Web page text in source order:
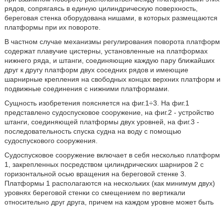
рядов, сопрягаясь в единую цилиндрическую поверхность,
береговая стенка оборудована нишами, в которых размещаются
платформы при их повороте.
В частном случае механизмы регулирования поворота платформ
содержат плавучие цистерны, установленные на платформах
нижнего ряда, и штанги, соединяющие каждую пару ближайших
друг к другу платформ двух соседних рядов и имеющие
шарнирные крепления на свободных концах верхних платформ и
подвижные соединения с нижними платформами.
Сущность изобретения поясняется на фиг.1÷3. На фиг.1
представлено судоспусковое сооружение, на фиг.2 - устройство
штанги, соединяющей платформы двух уровней, на фиг.3 -
последовательность спуска судна на воду с помощью
судоспускового сооружения.
Судоспусковое сооружение включает в себя несколько платформ
1, закрепленных посредством цилиндрических шарниров 2 с
горизонтальной осью вращения на береговой стенке 3.
Платформы 1 располагаются на нескольких (как минимум двух)
уровнях береговой стенки со смещением по вертикали
относительно друг друга, причем на каждом уровне может быть